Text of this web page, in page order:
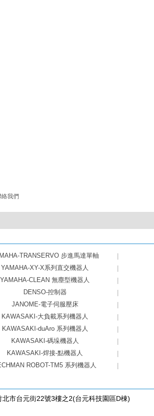
絡我們
TRANSERVO 步進馬達單軸 |
YAMAHA-XY-X系列直交機器人 |
YAMAHA-CLEAN 無塵型機器人 |
DENSO-控制器 |
JANOME-電子伺服壓床 |
KAWASAKI-大負載系列機器人 |
KAWASAKI-duAro 系列機器人 |
KAWASAKI-碼垛機器人 |
KAWASAKI-焊接-點機器人 |
ROBOT-TM5 系列機器人 |
北市台元街22號3樓之2(台元科技園區D棟)